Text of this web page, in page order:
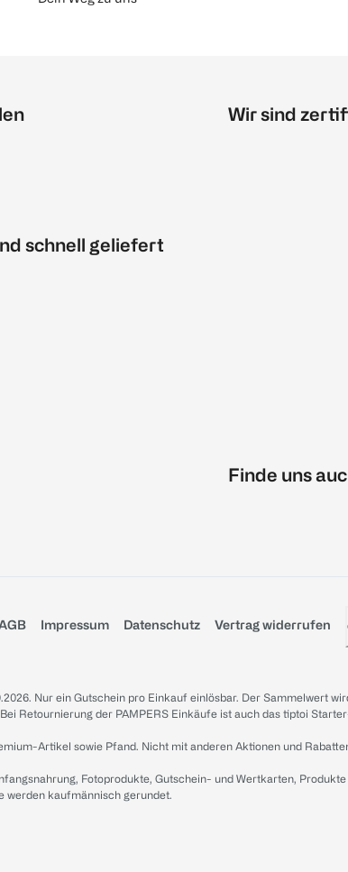
schnell geliefert
Wir sind
Finde uns
Impressum Datenschutz Vertrag widerrufen
Nur ein Gutschein pro Einkauf einlösbar. Der Sammelwert
Retournierung der PAMPERS Einkäufe ist auch das tiptoi
Artikel sowie Pfand. Nicht mit anderen Aktionen und
Fotoprodukte, Gutschein- und Wertkarten,
werden kaufmännisch gerundet.